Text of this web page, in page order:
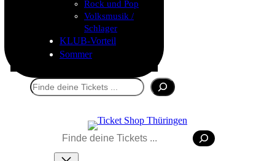
Rock und Pop
Volksmusik /
Schlager
KLUB-Vorteil
Sommer
Suchen
Suchen
Tickets kaufen